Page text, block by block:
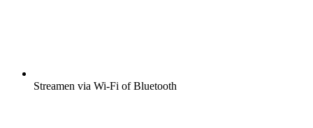
Streamen via Wi-Fi of Bluetooth